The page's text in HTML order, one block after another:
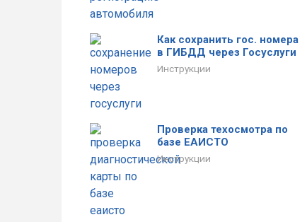
Как сохранить гос. номера
в ГИБДД через Госуслуги
Инструкции
Проверка техосмотра по
базе ЕАИСТО
Инструкции